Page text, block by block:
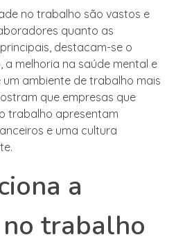
no trabalho são vastos e
quanto as
destacam-se o
melhoria na saúde mental e
ambiente de trabalho mais
que empresas que
trabalho apresentam
e uma cultura
a
trabalho